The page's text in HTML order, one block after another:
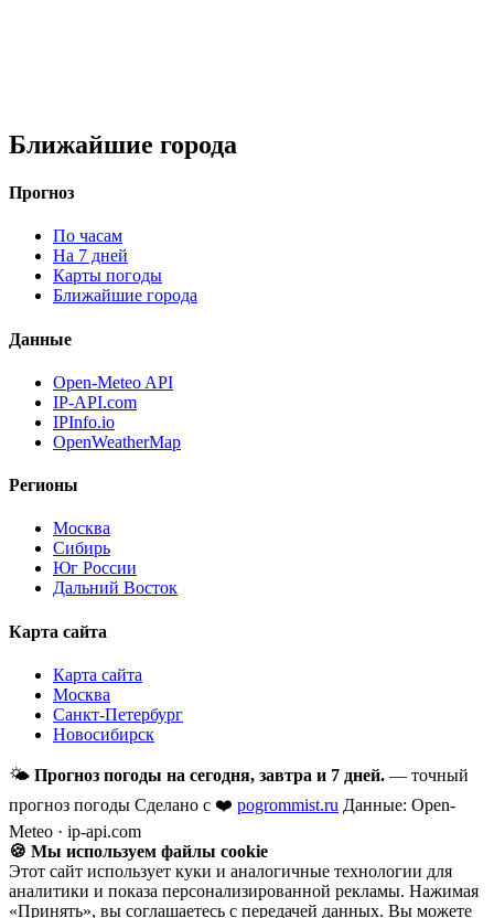
Ближайшие города
Прогноз
По часам
На 7 дней
Карты погоды
Ближайшие города
Данные
Open-Meteo API
IP-API.com
IPInfo.io
OpenWeatherMap
Регионы
Москва
Сибирь
Юг России
Дальний Восток
Карта сайта
Карта сайта
Москва
Санкт-Петербург
Новосибирск
🌤 Прогноз погоды на сегодня, завтра и 7 дней. — точный
прогноз погоды Сделано с ❤️ pogrommist.ru Данные: Open-
Meteo · ip-api.com
🍪 Мы используем файлы cookie
Этот сайт использует куки и аналогичные технологии для
аналитики и показа персонализированной рекламы. Нажимая
«Принять», вы соглашаетесь с передачей данных. Вы можете